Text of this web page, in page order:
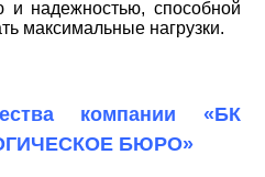
и надежностью, способной
максимальные нагрузки.
компании «БК
БЮРО»